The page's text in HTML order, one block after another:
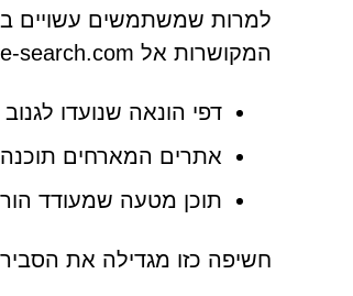
למרות שמשתמשים עשויים
המקושרות אל Search.myprivate-search.com עלולות לחשוף משתמשים ל:
דפי הונאה שנועדו
אתרים המארחים
תוכן מטעה שמעודד
חשיפה כזו מגדילה את